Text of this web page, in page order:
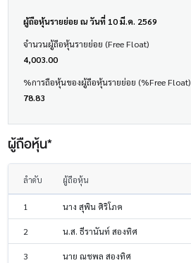
ผู้ถือหุ้นรายย่อย ณ วันที่ 10 มี.ค. 2569
จำนวนผู้ถือหุ้นรายย่อย (Free Float)
4,003.00
%การถือหุ้นของผู้ถือหุ้นรายย่อย (%Free Float)
78.83
ผู้ถือหุ้น*
ลำดับ ผู้ถือหุ้น
1 นาง สุพิน ศิริโภค
2 น.ส. ธีรานันท์ สองทิศ
3 นาย ณชพล สองทิศ